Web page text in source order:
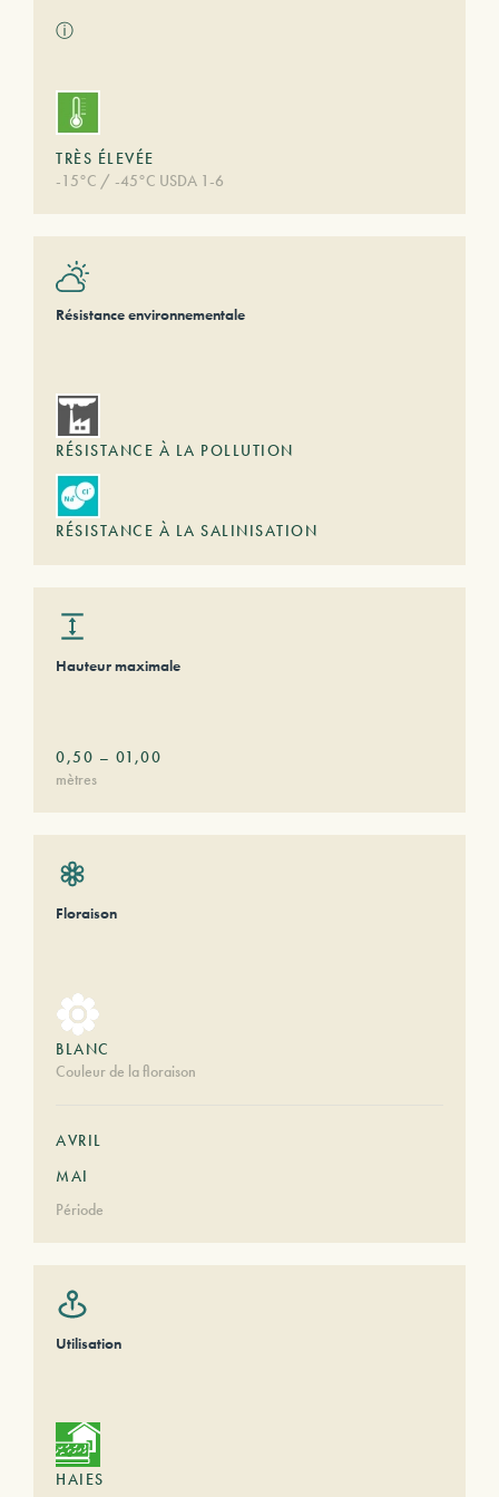
ⓘ
TRÈS ÉLEVÉE
-15°C / -45°C USDA 1-6
Résistance environnementale
RÉSISTANCE À LA POLLUTION
RÉSISTANCE À LA SALINISATION
Hauteur maximale
0,50 – 01,00
mètres
Floraison
BLANC
Couleur de la floraison
AVRIL
MAI
Période
Utilisation
HAIES